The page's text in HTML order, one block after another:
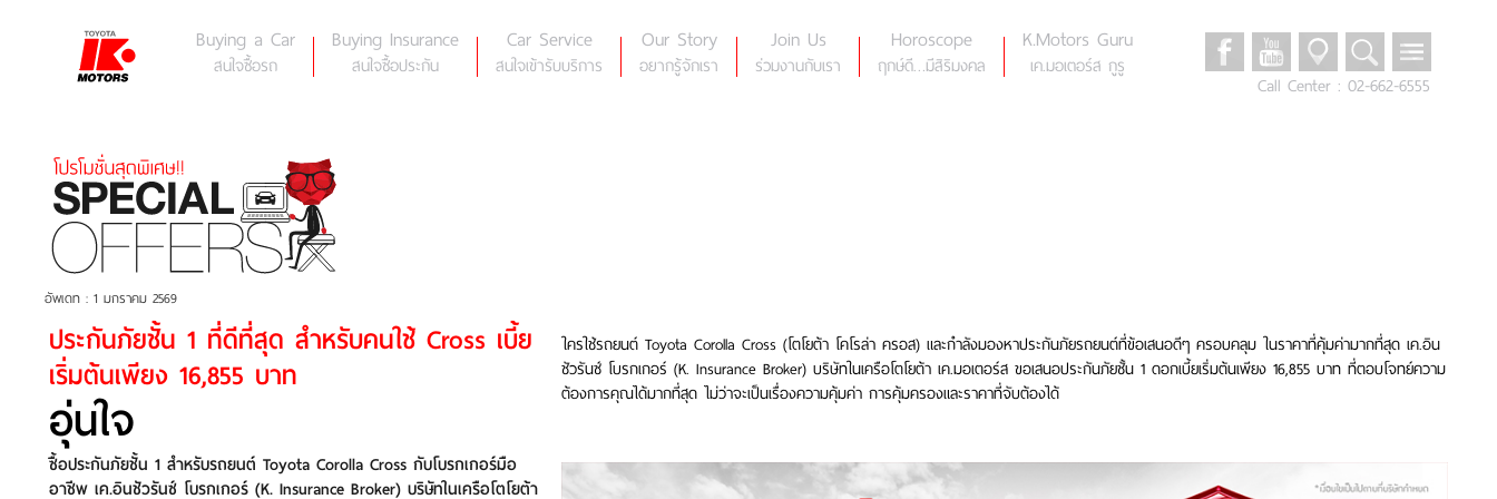
Buying a Car
สนใจซื้อรถ
Buying Insurance
สนใจซื้อประกัน
Car Service
สนใจเข้ารับบริการ
Our Story
อยากรู้จักเรา
Join Us
ร่วมงานกับเรา
Horoscope
ฤกษ์ดี…มีสิริมงคล
K.Motors Guru
เค.มอเตอร์ส กูรู
Privacy & Security Policy
นโยบายความเป็นส่วนตัว
Call Center : 02-662-6555
อัพเดท : 1 มกราคม 2569
ประกันภัยชั้น 1 ที่ดีที่สุด สำหรับคนใช้ Cross เบี้ย
เริ่มต้นเพียง 16,855 บาท
อุ่นใจ
ซื้อประกันภัยชั้น 1 สำหรับรถยนต์ Toyota Corolla Cross กับโบรกเกอร์มือ
อาชีพ เค.อินชัวรันซ์ โบรกเกอร์ (K. Insurance Broker) บริษัทในเครือโตโยต้า
ใครใช้รถยนต์ Toyota Corolla Cross (โตโยต้า โคโรล่า ครอส) และกำลังมองหาประกันภัยรถยนต์ที่ข้อเสนอดีๆ ครอบคลุม ในราคาที่คุ้มค่ามากที่สุด เค.อิน
ชัวรันซ์ โบรกเกอร์ (K. Insurance Broker) บริษัทในเครือโตโยต้า เค.มอเตอร์ส ขอเสนอประกันภัยชั้น 1 ดอกเบี้ยเริ่มต้นเพียง 16,855 บาท ที่ตอบโจทย์ความ
ต้องการคุณได้มากที่สุด ไม่ว่าจะเป็นเรื่องความคุ้มค่า การคุ้มครองและราคาที่จับต้องได้